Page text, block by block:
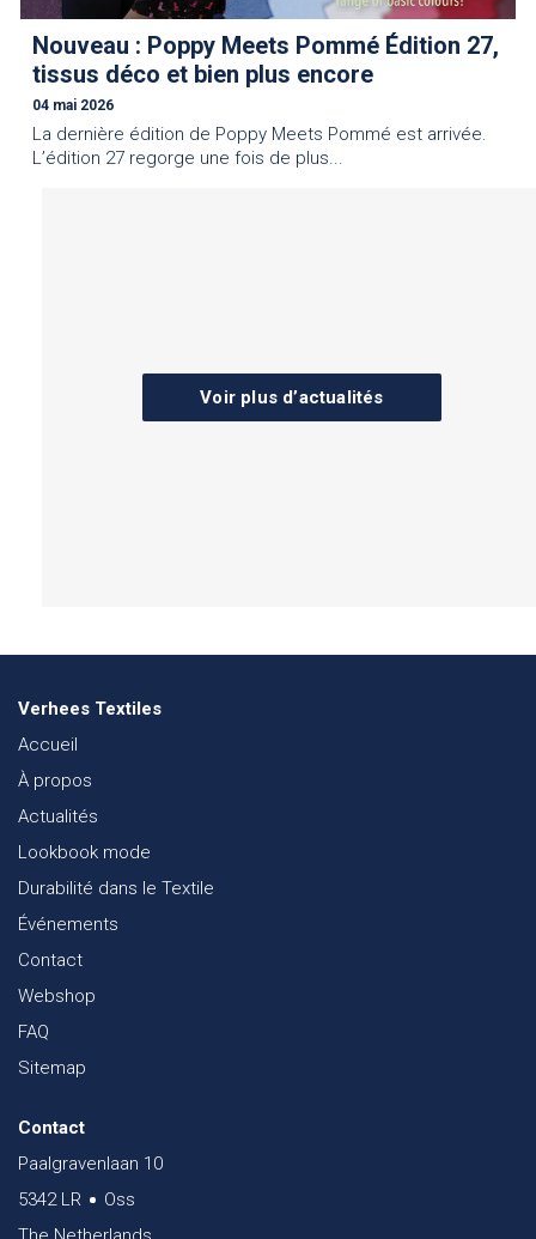
Nouveau : Poppy Meets Pommé Édition 27,
tissus déco et bien plus encore
04 mai 2026
La dernière édition de Poppy Meets Pommé est arrivée.
L’édition 27 regorge une fois de plus...
Voir plus d’actualités
Verhees Textiles
Accueil
À propos
Actualités
Lookbook mode
Durabilité dans le Textile
Événements
Contact
Webshop
FAQ
Sitemap
Contact
Paalgravenlaan 10
5342 LR
Oss